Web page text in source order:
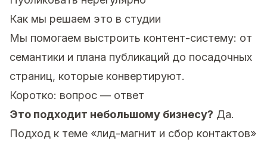
Как мы решаем это в студии
Мы помогаем выстроить контент-систему: от
семантики и плана публикаций до посадочных
страниц, которые конвертируют.
Коротко: вопрос — ответ
Это подходит небольшому бизнесу? Да.
Подход к теме «лид-магнит и сбор контактов»